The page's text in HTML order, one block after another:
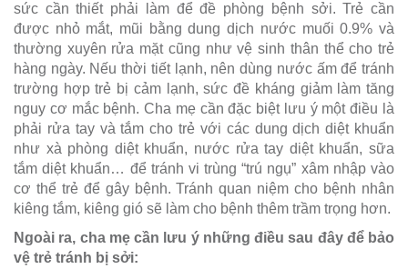
sức cần thiết phải làm để đề phòng bệnh sởi. Trẻ cần
được nhỏ mắt, mũi bằng dung dịch nước muối 0.9% và
thường xuyên rửa mặt cũng như vệ sinh thân thể cho trẻ
hàng ngày. Nếu thời tiết lạnh, nên dùng nước ấm để tránh
trường hợp trẻ bị cảm lạnh, sức đề kháng giảm làm tăng
nguy cơ mắc bệnh. Cha mẹ cần đặc biệt lưu ý một điều là
phải rửa tay và tắm cho trẻ với các dung dịch diệt khuẩn
như xà phòng diệt khuẩn, nước rửa tay diệt khuẩn, sữa
tắm diệt khuẩn… để tránh vi trùng “trú ngụ” xâm nhập vào
cơ thể trẻ để gây bệnh. Tránh quan niệm cho bệnh nhân
kiêng tắm, kiêng gió sẽ làm cho bệnh thêm trầm trọng hơn.
Ngoài ra, cha mẹ cần lưu ý những điều sau đây để bảo
vệ trẻ tránh bị sởi: